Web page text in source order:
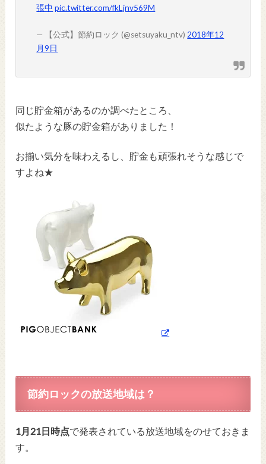
張中 pic.twitter.com/fkLjnv569M
— 【公式】節約ロック (@setsuyaku_ntv) 2018年12
月9日
同じ貯金箱があるのか調べたところ、
似たような豚の貯金箱がありました！
お揃い気分を味わえるし、貯金も頑張れそうな感じで
すよね★
節約ロックの放送地域は？
1月21日時点で発表されている放送地域をのせておきま
す。